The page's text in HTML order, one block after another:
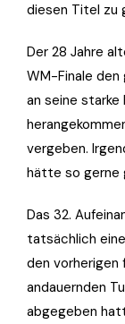
diesen Titel zu
Der 28 Jahre
WM-Finale
an seine starke
vergeben.
hätte so gerne
Das 32.
tatsächlich
den vorherigen
andauernden
abgegeben